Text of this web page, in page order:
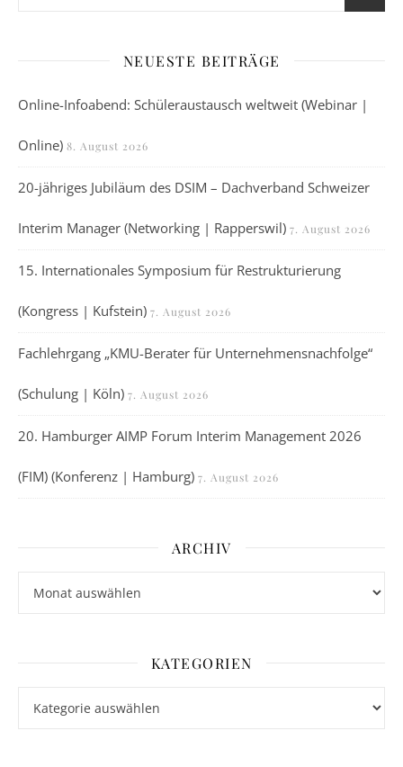
NEUESTE BEITRÄGE
Online-Infoabend: Schüleraustausch weltweit (Webinar |
Online) 8. August 2026
20-jähriges Jubiläum des DSIM – Dachverband Schweizer
Interim Manager (Networking | Rapperswil) 7. August 2026
15. Internationales Symposium für Restrukturierung
(Kongress | Kufstein) 7. August 2026
Fachlehrgang „KMU-Berater für Unternehmensnachfolge“
(Schulung | Köln) 7. August 2026
20. Hamburger AIMP Forum Interim Management 2026
(FIM) (Konferenz | Hamburg) 7. August 2026
ARCHIV
KATEGORIEN